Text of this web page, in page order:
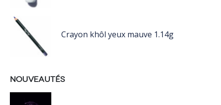
Crayon khôl yeux mauve 1.14g
NOUVEAUTÉS